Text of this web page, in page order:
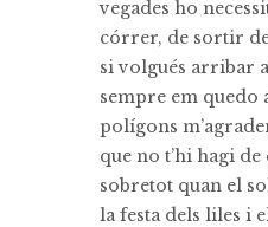
vegades ho
córrer, de sortir
si volgués arribar
sempre em quedo
polígons
que no t’hi hagi
sobretot quan el
la festa dels liles i